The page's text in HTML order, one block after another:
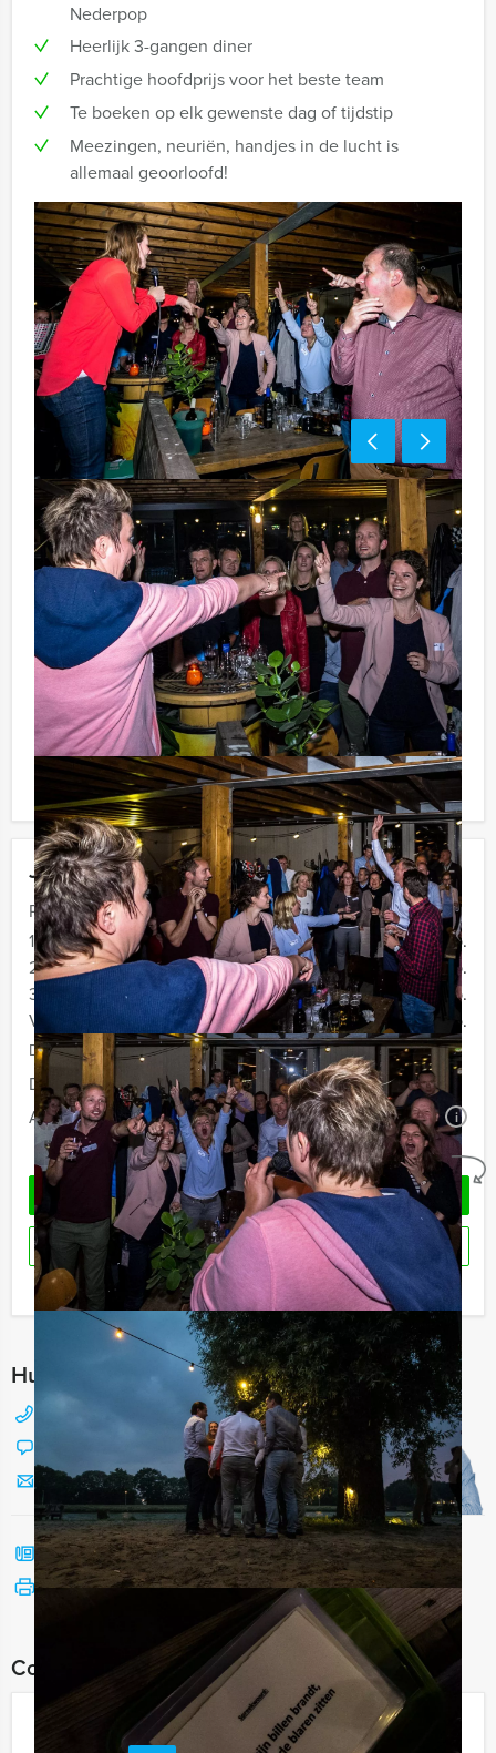
Jouw uitje
Prijs :
12 - 19 personen
€ 72,50 p.p.
20 - 29 personen
€ 69,50 p.p.
30 - 39 personen
€ 66,50 p.p.
Vanaf 40 personen
€ 64,50 p.p.
De prijzen zijn exclusief BTW
Duur:
4 uur
Aantal:
Minimaal 12 personen i
Geheel vrijblijvend
OFFERTE AANVRAGEN
RESERVEREN
Ik heb een vraag over dit uitje
Hulp nodig bij het kiezen?
Stuur ons een mailtje
Bel mij terug
Bekijk printbare versie
Nederpop
Heerlijk 3-gangen diner
Prachtige hoofdprijs voor het beste team
Te boeken op elk gewenste dag of tijdstip
Meezingen, neuriën, handjes in de lucht is
allemaal geoorloofd!
Tip:
Niet telkens uw knip hoeven trekken om uw drankje af
te rekenen? Voor € 13,50 per persoon per uur (excl.
BTW) kunt u gebruikmaken van het drankarrangement,
waarbij u onbeperkt kunt genieten van bier, fris,
huiswijn, koffie en thee. Zo komt u ook achteraf niet
voor verrassingen te staan!
Komt u niet aan het minimale aantal deelnemers? Als u
bereid bent voor het minimale aantal te betalen, kunt u
ook gewoon voor minder personen boeken!
Combineer dit uitje met:
Get The Picture Dinner Helmond